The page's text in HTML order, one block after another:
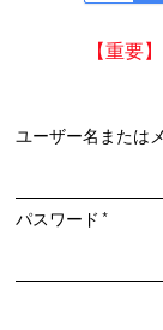
【重要
ユーザー名または
パスワード*必